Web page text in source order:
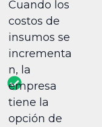
Cuando los
costos de
insumos se
incrementa
n, la
empresa
tiene la
opción de